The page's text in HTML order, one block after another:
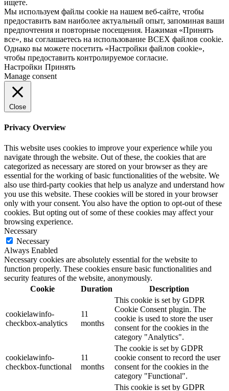
ищете.
Мы используем файлы cookie на нашем веб-сайте, чтобы
предоставить вам наиболее актуальный опыт, запоминая ваши
предпочтения и повторные посещения. Нажимая «Принять
все», вы соглашаетесь на использование ВСЕХ файлов cookie.
Однако вы можете посетить «Настройки файлов cookie»,
чтобы предоставить контролируемое согласие.
Настройки Принять
Manage consent
Close
Privacy Overview
This website uses cookies to improve your experience while you
navigate through the website. Out of these, the cookies that are
categorized as necessary are stored on your browser as they are
essential for the working of basic functionalities of the website. We
also use third-party cookies that help us analyze and understand how
you use this website. These cookies will be stored in your browser
only with your consent. You also have the option to opt-out of these
cookies. But opting out of some of these cookies may affect your
browsing experience.
Necessary
Necessary
Always Enabled
Necessary cookies are absolutely essential for the website to
function properly. These cookies ensure basic functionalities and
security features of the website, anonymously.
Cookie
Duration Description
cookielawinfo-
checkbox-analytics
11
months
This cookie is set by GDPR
Cookie Consent plugin. The
cookie is used to store the user
consent for the cookies in the
category "Analytics".
cookielawinfo-
checkbox-functional
11
months
The cookie is set by GDPR
cookie consent to record the user
consent for the cookies in the
category "Functional".
This cookie is set by GDPR